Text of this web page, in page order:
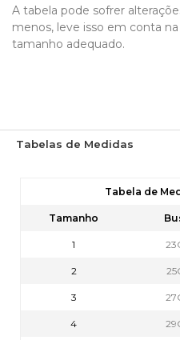
A tabela pode sofrer
menos, leve isso em conta
tamanho adequado.
Tabelas de Medidas
Tabela de
Tamanho
1
2
3
4